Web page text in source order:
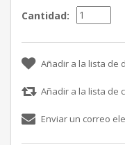
Cantidad: